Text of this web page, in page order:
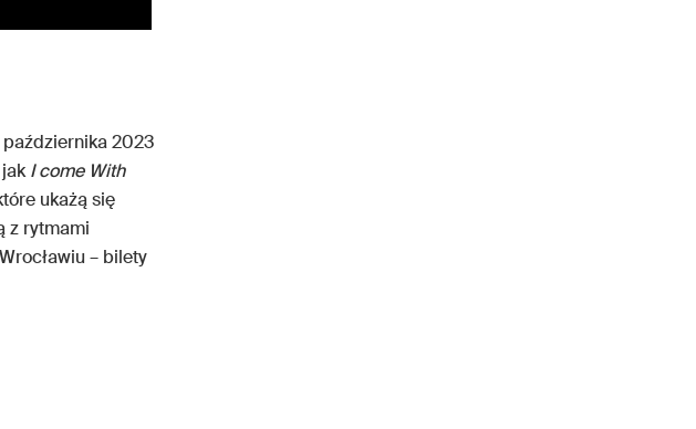
2023
I come With
ukażą się
z rytmami
– bilety